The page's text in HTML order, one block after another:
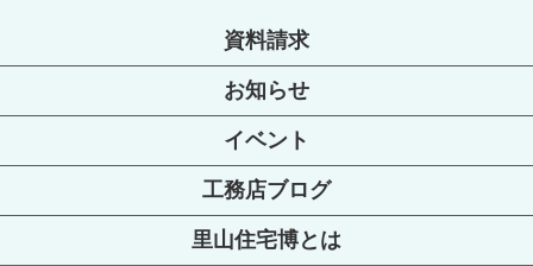
資料請求
お知らせ
イベント
工務店ブログ
里山住宅博とは